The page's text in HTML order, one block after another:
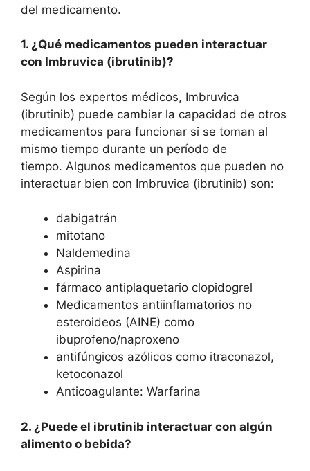
del medicamento.
1. ¿Qué medicamentos pueden interactuar
con Imbruvica (ibrutinib)?
Según los expertos médicos, Imbruvica
(ibrutinib) puede cambiar la capacidad de otros
medicamentos para funcionar si se toman al
mismo tiempo durante un período de
tiempo. Algunos medicamentos que pueden no
interactuar bien con Imbruvica (ibrutinib) son:
dabigatrán
mitotano
Naldemedina
Aspirina
fármaco antiplaquetario clopidogrel
Medicamentos antiinflamatorios no
esteroideos (AINE) como
ibuprofeno/naproxeno
antifúngicos azólicos como itraconazol,
ketoconazol
Anticoagulante: Warfarina
2. ¿Puede el ibrutinib interactuar con algún
alimento o bebida?